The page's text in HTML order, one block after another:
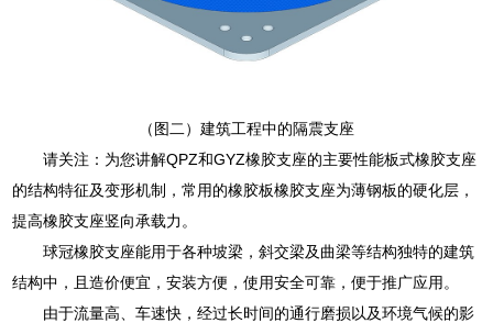
（图二）建筑工程中的隔震支座
请关注：为您讲解QPZ和GYZ橡胶支座的主要性能板式橡胶支座
的结构特征及变形机制，常用的橡胶板橡胶支座为薄钢板的硬化层，
提高橡胶支座竖向承载力。
球冠橡胶支座能用于各种坡梁，斜交梁及曲梁等结构独特的建筑
结构中，且造价便宜，安装方便，使用安全可靠，便于推广应用。
由于流量高、车速快，经过长时间的通行磨损以及环境气候的影